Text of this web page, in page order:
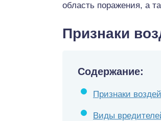
область поражения, а
Признаки
Содержание:
Признаки
Виды